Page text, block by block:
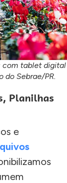
com tablet digital
do Sebrae/PR.
Planilhas
e